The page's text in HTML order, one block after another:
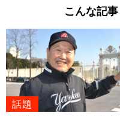
こんな記
話題